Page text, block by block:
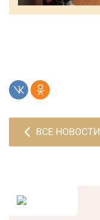
ВСЕ НОВОСТИ